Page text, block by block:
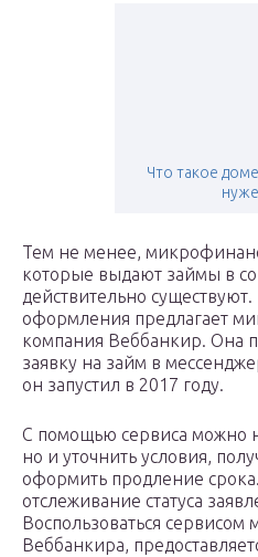
Что такое
Тем не менее,
которые выдают займы в
действительно
оформления предлагает
компания Веббанкир. Она
заявку на займ в
он запустил в 2017 году.
С помощью сервиса можно
но и уточнить условия,
оформить продление
отслеживание статуса
Воспользоваться
Веббанкира,